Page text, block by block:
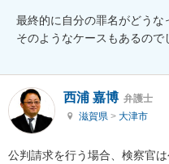
最終的に自分の罪名がどう
そのようなケースもあるので
西浦 嘉博 弁護士
滋賀県 > 大津市
公判請求を行う場合、検察官